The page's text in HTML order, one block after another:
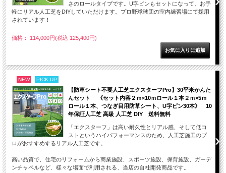
さのロールタイプです。U字ピンもセットになって、お手
軽にリアル人工芝をDIYしていただけます。プロ野球球団の室内練習場にて採用
されています！
価格： 114,000円(税込 125,400円)
NEW PICK UP
【防草シート不要人工芝エクスターフPro】30平米かんた
んセット 《セット内容２ｍ×10ｍロール１本２ｍ×5ｍ
ロール１本、つなぎ目用防草シート、U字ピン30本》 10
年保証人工芝 高級 人工芝 DIY 送料無料
「エクスターフ」は高い耐久性とリアル感、そして低コ
ストというハイパフォーマンスのため、人工芝施工のプ
ロがおすすめするリアル人工芝です。
高い品質で、住宅のリフォームから商業施設、スポーツ施設、保育施設、ガーデ
ンチャペルなど、様々な場面で利用される、当店の自社開発商品です。